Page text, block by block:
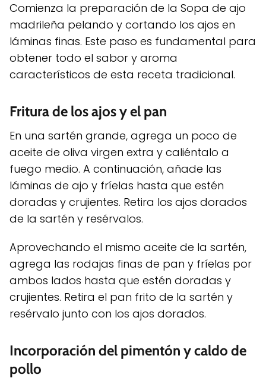
Comienza la preparación de la Sopa de ajo
madrileña pelando y cortando los ajos en
láminas finas. Este paso es fundamental para
obtener todo el sabor y aroma
característicos de esta receta tradicional.
Fritura de los ajos y el pan
En una sartén grande, agrega un poco de
aceite de oliva virgen extra y caliéntalo a
fuego medio. A continuación, añade las
láminas de ajo y fríelas hasta que estén
doradas y crujientes. Retira los ajos dorados
de la sartén y resérvalos.
Aprovechando el mismo aceite de la sartén,
agrega las rodajas finas de pan y fríelas por
ambos lados hasta que estén doradas y
crujientes. Retira el pan frito de la sartén y
resérvalo junto con los ajos dorados.
Incorporación del pimentón y caldo de
pollo